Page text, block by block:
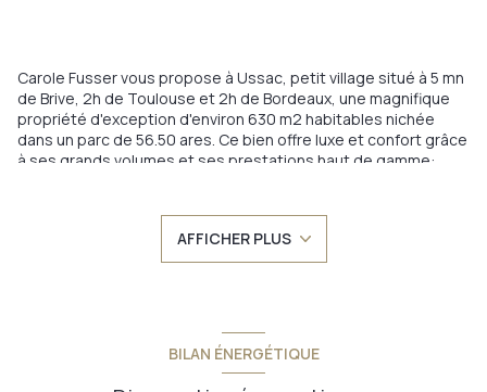
Carole Fusser vous propose à Ussac, petit village situé à 5 mn
de Brive, 2h de Toulouse et 2h de Bordeaux, une magnifique
propriété d'exception d'environ 630 m2 habitables nichée
dans un parc de 56.50 ares. Ce bien offre luxe et confort grâce
à ses grands volumes et ses prestations haut de gamme:
cette opportunité rare sans attendre. Le prix ne reflète pas la
qualité du bien. Il s'agit seulement d'une excellente
- un espace jour composé de 3 espaces détente, d'une
manger et salon principal, le tout donnant sur les terrasses
AFFICHER PLUS
BILAN ÉNERGÉTIQUE